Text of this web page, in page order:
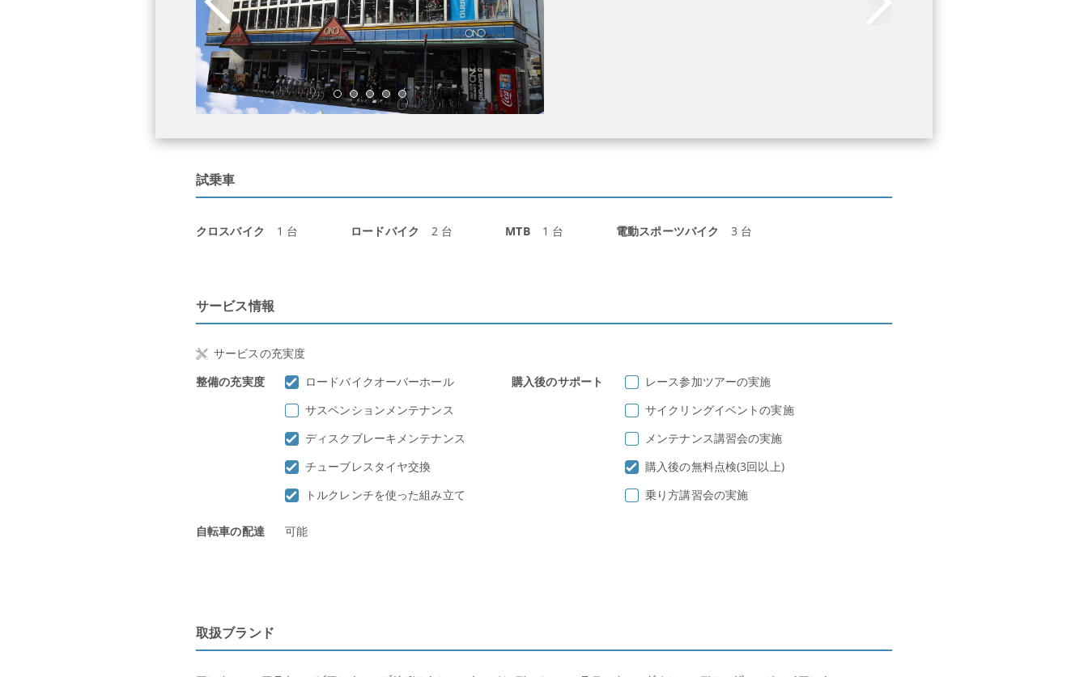
試乗車
クロスバイク 1 台 ロードバイク 2 台 MTB 1 台 電動スポーツバイク 3 台
サービス情報
サービスの充実度
整備の充実度
ロードバイクオーバーホール
サスペンションメンテナンス
ディスクブレーキメンテナンス
チューブレスタイヤ交換
トルクレンチを使った組み立て
購入後のサポート
レース参加ツアーの実施
サイクリングイベントの実施
メンテナンス講習会の実施
購入後の無料点検(3回以上)
乗り方講習会の実施
自転車の配達 可能
取扱ブランド